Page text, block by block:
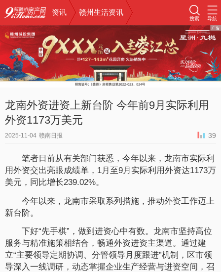
资讯 赣州生活资讯
搜索 导航
龙南外资进资上新台阶 今年前9月实际利用
外资1173万美元
2025-11-04 赣南日报 39
笔者日前从有关部门获悉，今年以来，龙南市实际利
用外资交出亮眼成绩单，1月至9月实际利用外资达1173万
美元，同比增长239.02%。
今年以来，龙南市采取系列措施，推动外资工作迈上
新台阶。
下好“先手棋”，做到进资心中有数。龙南市坚持高位
服务与精准施策相结合，畅通外资进资主渠道。通过建
立“主要领导定期协调、分管领导月度跟进”机制，区市领
导深入一线调研，动态掌握企业生产经营与进资空间，召